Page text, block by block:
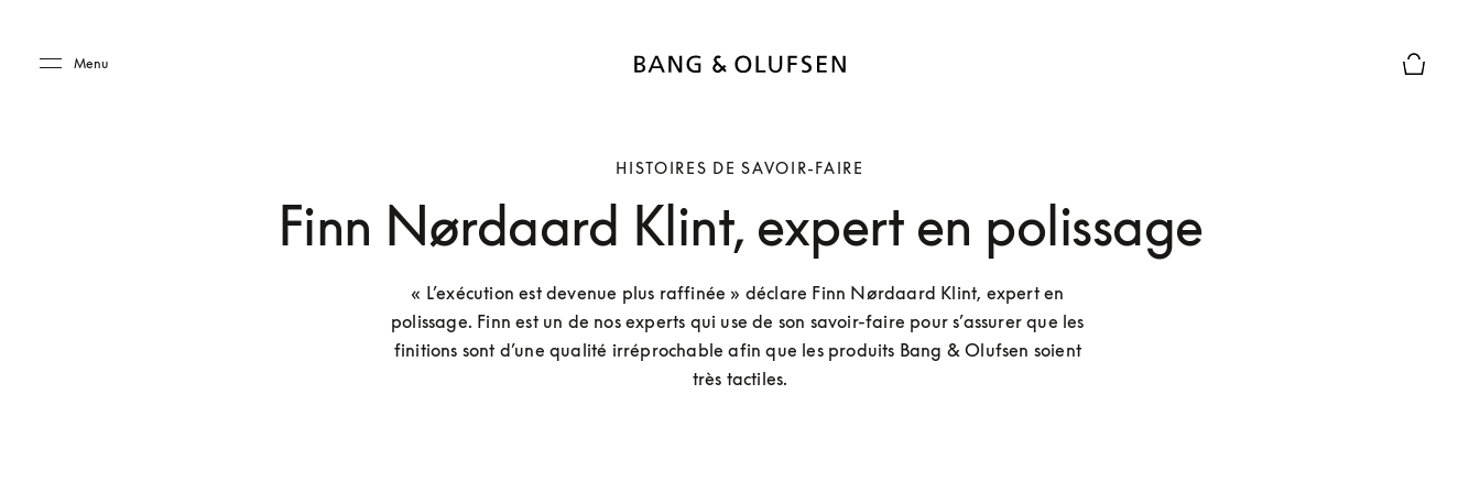
Menu
HISTOIRES DE SAVOIR-FAIRE
Finn Nørdaard Klint, expert en polissage
« L’exécution est devenue plus raffinée » déclare Finn Nørdaard Klint, expert en
polissage. Finn est un de nos experts qui use de son savoir-faire pour s’assurer que les
finitions sont d’une qualité irréprochable afin que les produits Bang & Olufsen soient
très tactiles.